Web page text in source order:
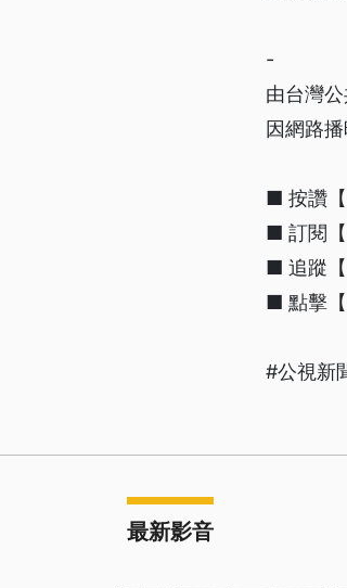
-
由台灣
因網路
■ 按讚
■ 訂閱
■ 追蹤
■ 點擊
#公視新
最新影音